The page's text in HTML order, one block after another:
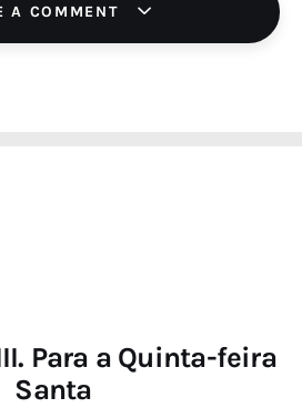
A COMMENT
Para a Quinta-feira
Santa